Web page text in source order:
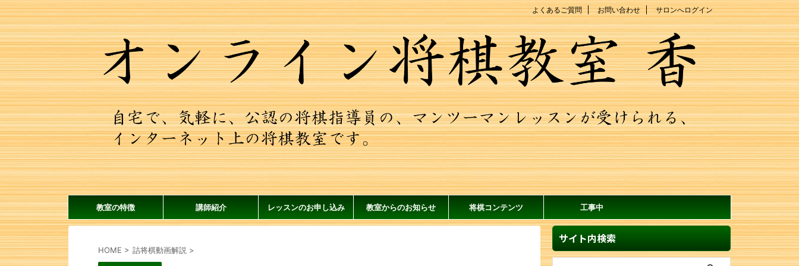
よくあるご質問 お問い合わせ サロンへログイン
教室の特徴 講師紹介 レッスンのお申し込み 教室からのお知らせ 将棋コンテンツ 工事中
HOME > 詰将棋動画解説 >
サイト内検索